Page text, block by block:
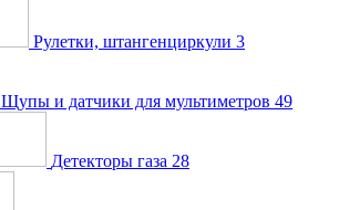
Рулетки, штангенциркули 3
Щупы и датчики для мультиметров 49
Детекторы газа 28